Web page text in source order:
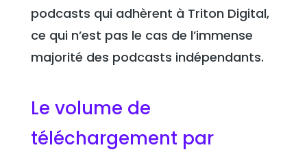
podcasts qui adhèrent à Triton Digital,
ce qui n’est pas le cas de l’immense
majorité des podcasts indépendants.
Le volume de
téléchargement par